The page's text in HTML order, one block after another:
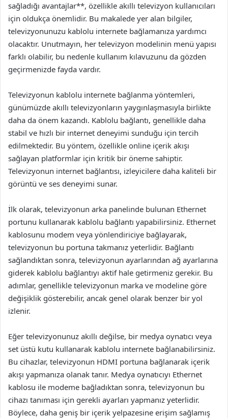
sağladığı avantajlar**, özellikle akıllı televizyon kullanıcıları
için oldukça önemlidir. Bu makalede yer alan bilgiler,
televizyonunuzu kablolu internete bağlamanıza yardımcı
olacaktır. Unutmayın, her televizyon modelinin menü yapısı
farklı olabilir, bu nedenle kullanım kılavuzunu da gözden
geçirmenizde fayda vardır.
Televizyonun kablolu internete bağlanma yöntemleri,
günümüzde akıllı televizyonların yaygınlaşmasıyla birlikte
daha da önem kazandı. Kablolu bağlantı, genellikle daha
stabil ve hızlı bir internet deneyimi sunduğu için tercih
edilmektedir. Bu yöntem, özellikle online içerik akışı
sağlayan platformlar için kritik bir öneme sahiptir.
Televizyonun internet bağlantısı, izleyicilere daha kaliteli bir
görüntü ve ses deneyimi sunar.
İlk olarak, televizyonun arka panelinde bulunan Ethernet
portunu kullanarak kablolu bağlantı yapabilirsiniz. Ethernet
kablosunu modem veya yönlendiriciye bağlayarak,
televizyonun bu portuna takmanız yeterlidir. Bağlantı
sağlandıktan sonra, televizyonun ayarlarından ağ ayarlarına
giderek kablolu bağlantıyı aktif hale getirmeniz gerekir. Bu
adımlar, genellikle televizyonun marka ve modeline göre
değişiklik gösterebilir, ancak genel olarak benzer bir yol
izlenir.
Eğer televizyonunuz akıllı değilse, bir medya oynatıcı veya
set üstü kutu kullanarak kablolu internete bağlanabilirsiniz.
Bu cihazlar, televizyonun HDMI portuna bağlanarak içerik
akışı yapmanıza olanak tanır. Medya oynatıcıyı Ethernet
kablosu ile modeme bağladıktan sonra, televizyonun bu
cihazı tanıması için gerekli ayarları yapmanız yeterlidir.
Böylece, daha geniş bir içerik yelpazesine erişim sağlamış